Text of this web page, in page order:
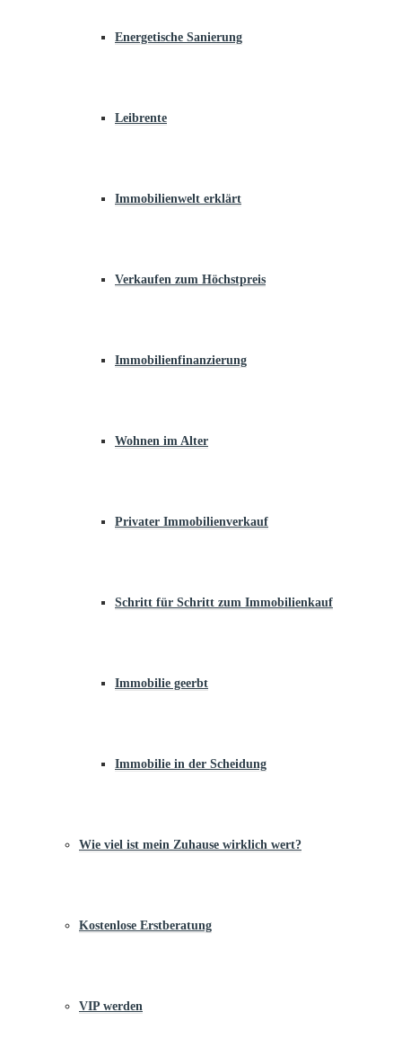
Energetische Sanierung
Leibrente
Immobilienwelt erklärt
Verkaufen zum Höchstpreis
Immobilienfinanzierung
Wohnen im Alter
Privater Immobilienverkauf
Schritt für Schritt zum Immobilienkauf
Immobilie geerbt
Immobilie in der Scheidung
Wie viel ist mein Zuhause wirklich wert?
Kostenlose Erstberatung
VIP werden